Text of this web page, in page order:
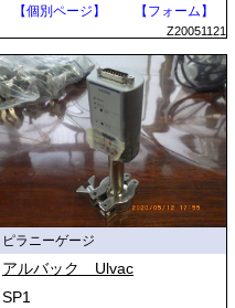
【個別ページ】
【フォーム】
Z20051121
ピラニーゲージ
アルバック Ulvac
SP1